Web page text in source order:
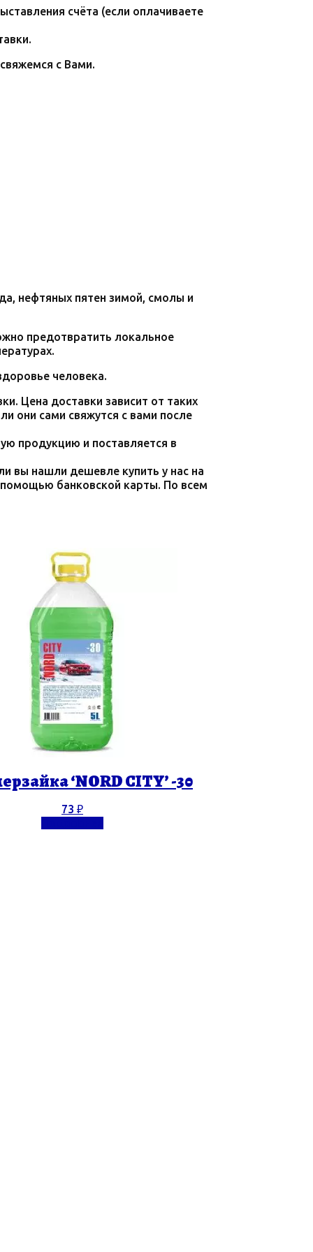
счёта (если оплачиваете
с Вами.
нефтяных пятен зимой, смолы и
предотвратить локальное
человека.
Цена доставки зависит от таких
они сами свяжутся с вами после
продукцию и поставляется в
вы нашли дешевле купить у нас на
банковской карты. По всем
‘NORD CITY’ -30
73 ₽